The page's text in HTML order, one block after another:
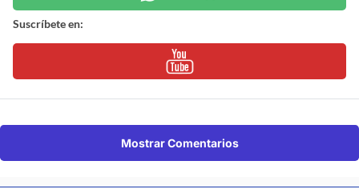
Suscríbete en:
Mostrar Comentarios